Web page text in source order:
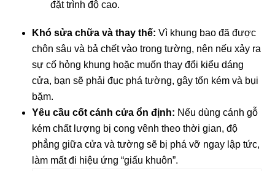
đặt trình độ cao.
Khó sửa chữa và thay thế: Vì khung bao đã được
chôn sâu và bả chết vào trong tường, nên nếu xảy ra
sự cố hỏng khung hoặc muốn thay đổi kiểu dáng
cửa, bạn sẽ phải đục phá tường, gây tốn kém và bụi
bặm.
Yêu cầu cốt cánh cửa ổn định: Nếu dùng cánh gỗ
kém chất lượng bị cong vênh theo thời gian, độ
phẳng giữa cửa và tường sẽ bị phá vỡ ngay lập tức,
làm mất đi hiệu ứng “giấu khuôn”.